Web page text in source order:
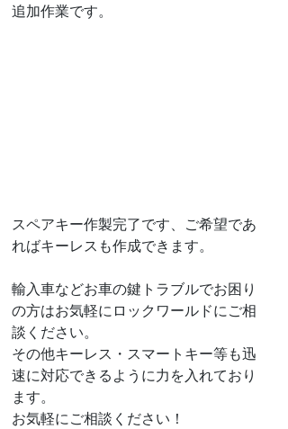
追加作業です。
スペアキー作製完了です、ご希望であ
ればキーレスも作成できます。
輸入車などお車の鍵トラブルでお困り
の方はお気軽にロックワールドにご相
談ください。
その他キーレス・スマートキー等も迅
速に対応できるように力を入れており
ます。
お気軽にご相談ください！